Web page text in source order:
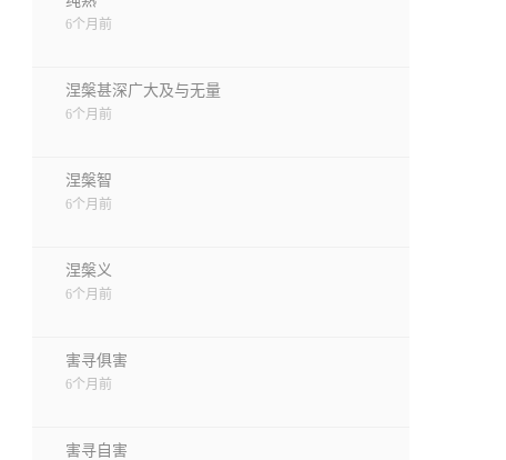
6个月前
涅槃甚深广大及与无量
6个月前
涅槃智
6个月前
涅槃义
6个月前
害寻俱害
6个月前
害寻自害